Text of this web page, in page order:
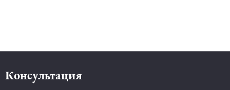
Консультация